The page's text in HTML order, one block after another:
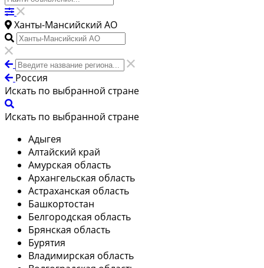
Ханты-Мансийский АО
Россия
Искать по выбранной стране
Искать по выбранной стране
Адыгея
Алтайский край
Амурская область
Архангельская область
Астраханская область
Башкортостан
Белгородская область
Брянская область
Бурятия
Владимирская область